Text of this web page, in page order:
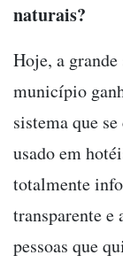
naturais?
Hoje, a
município
sistema que
usado em
totalmente
transparente
pessoas que